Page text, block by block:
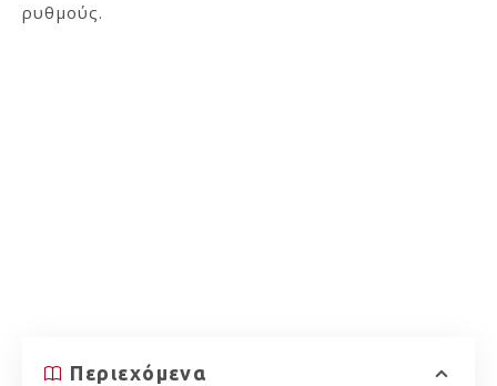
ρυθμούς.
Περιεχόμενα